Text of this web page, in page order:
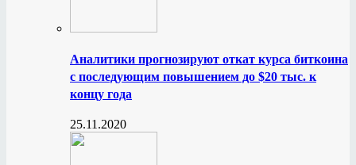
Аналитики прогнозируют откат курса биткоина
с последующим повышением до $20 тыс. к
концу года
25.11.2020